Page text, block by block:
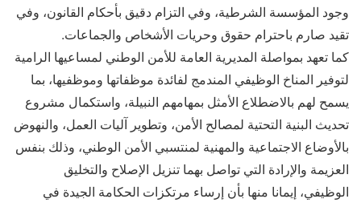
وجود المؤسسة الشرطية، وفي التزام دقيق بأحكام القانون، وفي
تقيد صارم باحترام حقوق وحريات الأشخاص والجماعات.
كما تعهد بمواصلة المديرية العامة للأمن الوطني لمساعيها الرامية
لتوفير المناخ الوظيفي المندمج لفائدة موظفاتها وموظفيها، بما
يسمح لهم بالاضطلاع الأمثل بمهامهم النبيلة، واستكمال مشروع
تحديث البنية التحتية لمصالح الأمن، وتطوير آليات العمل، والنهوض
بالأوضاع الاجتماعية والمهنية لمنتسبي الأمن الوطني، وذلك بنفس
العزيمة والإرادة التي تواصل بهما تنزيل الإصلاح والتخليق
الوظيفي، إيمانا منها بأن إرساء مرتكزات الحكامة الجيدة في